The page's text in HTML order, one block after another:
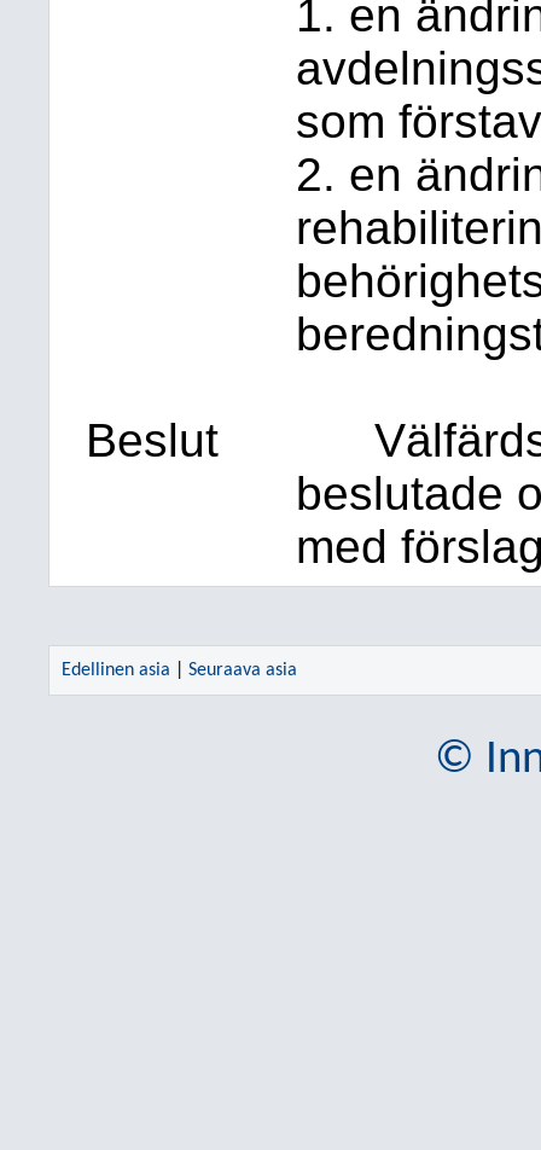
1. en
som
2. en
Beslut
beslutade
med
Edellinen asia Seuraava asia
©